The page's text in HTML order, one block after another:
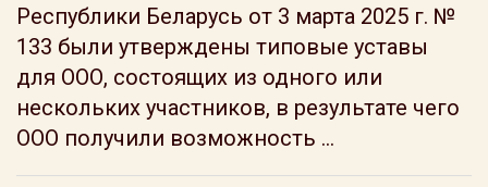
Республики Беларусь от 3 марта 2025 г. №
133 были утверждены типовые уставы
для ООО, состоящих из одного или
нескольких участников, в результате чего
ООО получили возможность ...